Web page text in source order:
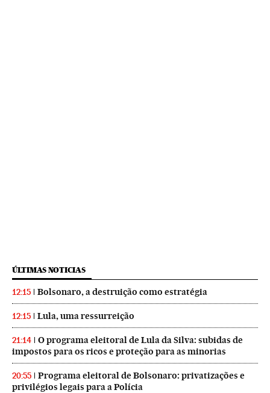
ÚLTIMAS NOTICIAS
12:15 Bolsonaro, a destruição como estratégia
12:15 Lula, uma ressurreição
21:14
O programa eleitoral de Lula da Silva: subidas de
impostos para os ricos e proteção para as minorias
20:55
Programa eleitoral de Bolsonaro: privatizações e
privilégios legais para a Polícia